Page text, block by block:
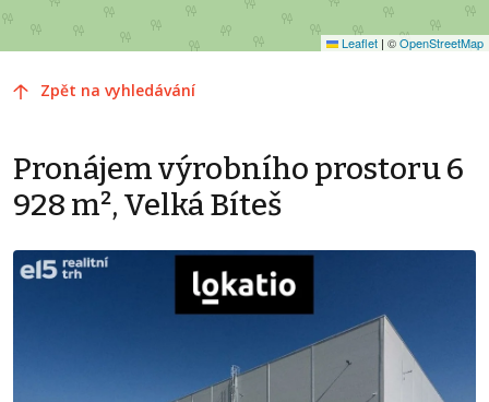
Leaflet | ©OpenStreetMap
Zpět na vyhledávání
Pronájem výrobního prostoru 6
928 m², Velká Bíteš